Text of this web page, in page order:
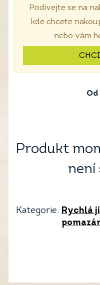
Podívejte se na
kde chcete
nebo vám
Od
Produkt
není
Kategorie: Rychlá